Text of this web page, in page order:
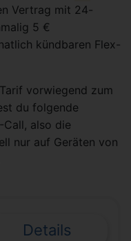
Vertrag mit 24-
5 €
kündbaren Flex-
vorwiegend zum
du folgende
Call, also die
nur auf Geräten von
Details